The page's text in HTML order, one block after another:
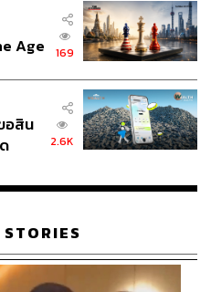
วาระจัดการปัญหาสิ่งแวดล้อม
ข้อวิจารณ์มากมายที่ตามมา
การทำถนนเพื่อบรรเทา
ม โดยต้องตัดต้นไม้ในป่า
กิโลเมตร ซึ่งนักเคลื่อนไหว
า เป็นการกระทำที่ขัดต่อ
ามถึงศักยภาพของเมืองเบ
รองชีพราคาแพง ทำให้
มทรัพย์เก็บค่าที่พักสูงถึงหลัก
ห้อง ราคาเพิ่มขึ้นถึง 15,266
Age
169
อสิน
2.6K